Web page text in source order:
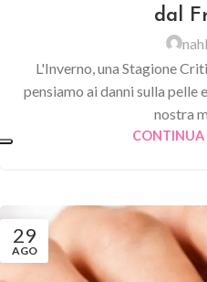
dal
L'Inverno, una Stagione
pensiamo ai danni sulla pelle
nostra
CONTINUA
29
AGO